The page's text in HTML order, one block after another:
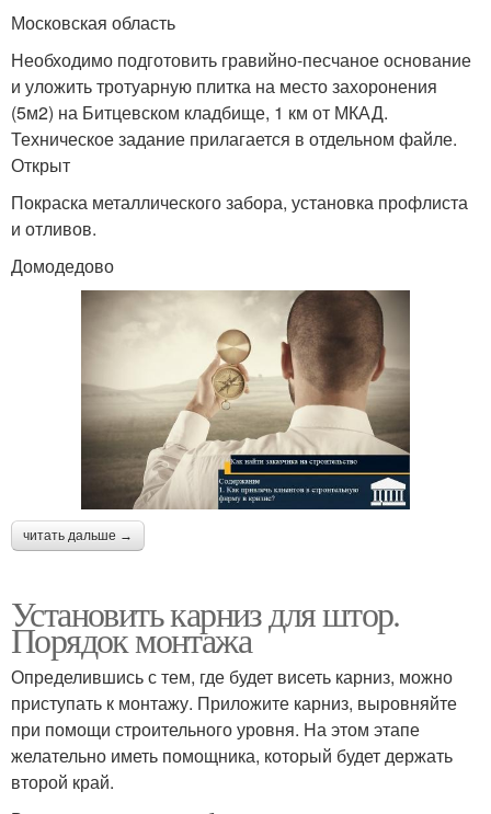
Московская область
Необходимо подготовить гравийно-песчаное основание
и уложить тротуарную плитка на место захоронения
(5м2) на Битцевском кладбище, 1 км от МКАД.
Техническое задание прилагается в отдельном файле.
Открыт
Покраска металлического забора, установка профлиста
и отливов.
Домодедово
читать дальше →
Установить карниз для штор.
Порядок монтажа
Определившись с тем, где будет висеть карниз, можно
приступать к монтажу. Приложите карниз, выровняйте
при помощи строительного уровня. На этом этапе
желательно иметь помощника, который будет держать
второй край.